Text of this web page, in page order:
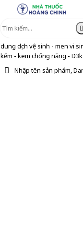
dung dịch vệ sinh - men vi
kẽm - kem chống nắng -
Nhập tên sản phẩm,